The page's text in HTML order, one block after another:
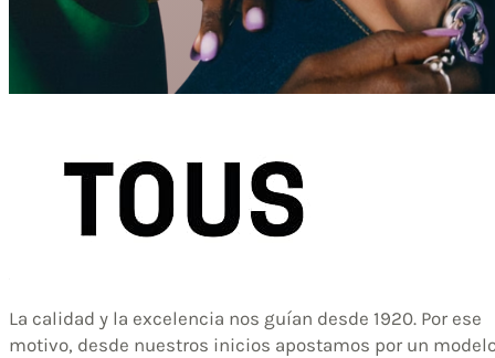
La calidad y la excelencia nos guían desde 1920. Por ese
motivo, desde nuestros inicios apostamos por un